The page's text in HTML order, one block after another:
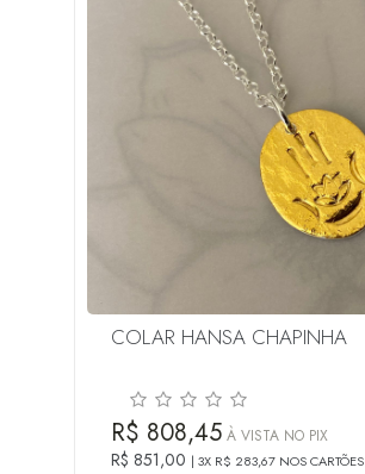
COLAR HANSA CHAPINHA
R$ 808,45 À VISTA NO PIX
R$ 851,00 3X R$ 283,67 NOS CARTÕES